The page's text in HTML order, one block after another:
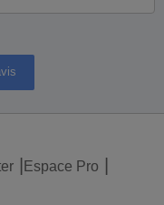
Espace Pro